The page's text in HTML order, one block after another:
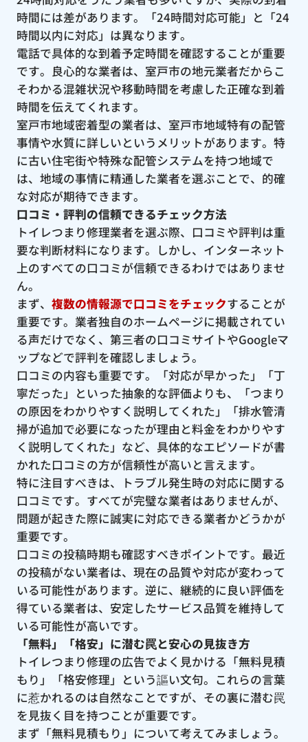
時間には差があります。「24時間対応可能」と「24
時間以内に対応」は異なります。
電話で具体的な到着予定時間を確認することが重要
です。良心的な業者は、室戸市の地元業者だからこ
そわかる混雑状況や移動時間を考慮した正確な到着
時間を伝えてくれます。
室戸市地域密着型の業者は、室戸市地域特有の配管
事情や水質に詳しいというメリットがあります。特
に古い住宅街や特殊な配管システムを持つ地域で
は、地域の事情に精通した業者を選ぶことで、的確
な対応が期待できます。
口コミ・評判の信頼できるチェック方法
トイレつまり修理業者を選ぶ際、口コミや評判は重
要な判断材料になります。しかし、インターネット
上のすべての口コミが信頼できるわけではありませ
ん。
まず、 複数の情報源で口コミをチェックすることが
重要です。業者独自のホームページに掲載されてい
る声だけでなく、第三者の口コミサイトやGoogleマ
ップなどで評判を確認しましょう。
口コミの内容も重要です。「対応が早かった」「丁
寧だった」といった抽象的な評価よりも、「つまり
の原因をわかりやすく説明してくれた」「排水管清
掃が追加で必要になったが理由と料金をわかりやす
く説明してくれた」など、具体的なエピソードが書
かれた口コミの方が信頼性が高いと言えます。
特に注目すべきは、トラブル発生時の対応に関する
口コミです。すべてが完璧な業者はありませんが、
問題が起きた際に誠実に対応できる業者かどうかが
重要です。
口コミの投稿時期も確認すべきポイントです。最近
の投稿がない業者は、現在の品質や対応が変わって
いる可能性があります。逆に、継続的に良い評価を
得ている業者は、安定したサービス品質を維持して
いる可能性が高いです。
「無料」「格安」に潜む罠と安心の見抜き方
トイレつまり修理の広告でよく見かける「無料見積
もり」「格安修理」という謳い文句。これらの言葉
に惹かれるのは自然なことですが、その裏に潜む罠
を見抜く目を持つことが重要です。
まず「無料見積もり」について考えてみましょう。